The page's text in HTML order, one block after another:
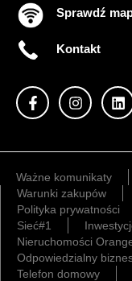
Sprawdź
Kontakt
Ważne komunikaty
Warunki zakupów
Polityka prywatności
Sieć#1
Nieruchomości
Odpowiedzialny
Telefon domowy